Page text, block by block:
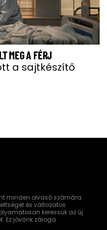
MEG A FÉRJ
a sajtkészítő
minden olvasó számára.
és változatos
keressük az új
Ez jövőnk záloga.